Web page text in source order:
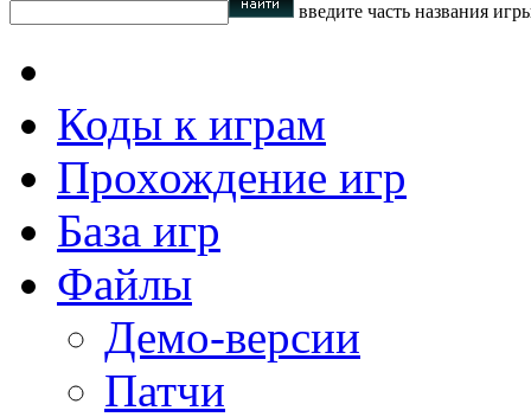
введите часть названия
Коды к играм
Прохождение игр
База игр
Файлы
Демо-версии
Патчи